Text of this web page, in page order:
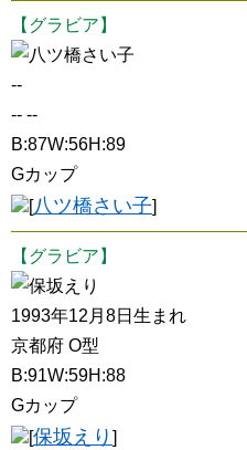
【グラビア】
八ツ橋さい子
--
-- --
B:87W:56H:89
Gカップ
[八ツ橋さい子]
【グラビア】
保坂えり
1993年12月8日生まれ
京都府 O型
B:91W:59H:88
Gカップ
[保坂えり ]